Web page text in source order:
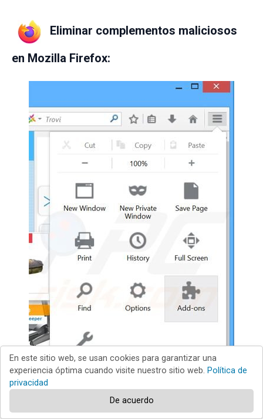
Eliminar complementos maliciosos
en Mozilla Firefox:
En este sitio web, se usan cookies para garantizar una
experiencia óptima cuando visite nuestro sitio web. Política de
privacidad
De acuerdo